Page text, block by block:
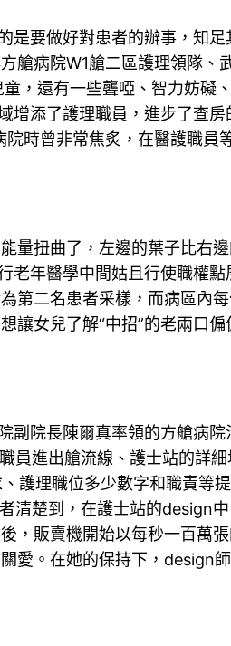
是要做好對患者的辦事，知
艙病院W1艙二區護理領隊
，還有一些聾啞、智力妨礙
增添了護理職員，進步了查
時曾非常焦炙，在醫護職
量扭曲了，左邊的葉子比右
年醫學中間姑且行使職權
第二名患者采樣，而病區內
女兒了解“中招”的老兩口
院長陳爾真率領的方艙病
進出艙流線、護士站的詳
護理職位多少數字和職責等
清楚到，在護士站的design
，販賣機開始以每秒一百萬
愛。在她的保持下，design